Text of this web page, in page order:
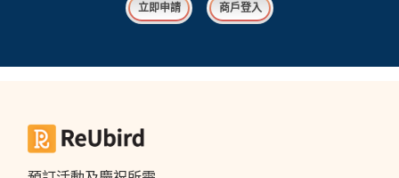
立即申請 商戶登入